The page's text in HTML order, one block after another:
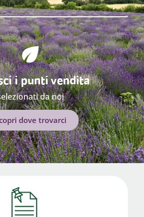
i punti vendita
da noi
dove trovarci